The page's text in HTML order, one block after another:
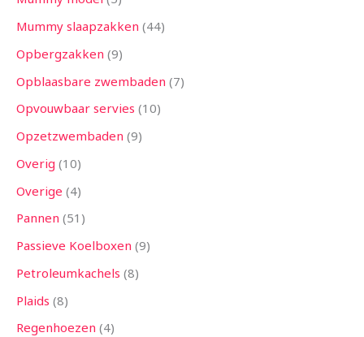
Mummy slaapzakken 44
Opbergzakken 9
Opblaasbare zwembaden 7
Opvouwbaar servies 10
Opzetzwembaden 9
Overig 10
Overige 4
Pannen 51
Passieve Koelboxen 9
Petroleumkachels 8
Plaids 8
Regenhoezen 4